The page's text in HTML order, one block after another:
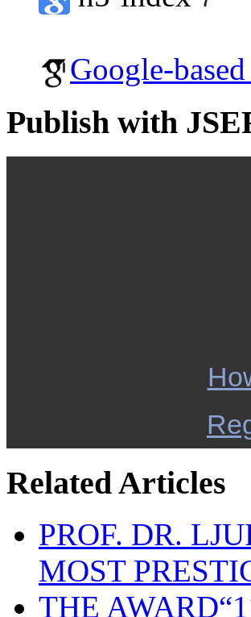
Google-
Publish with
Related Articles
PROF. DR.
MOST
THE